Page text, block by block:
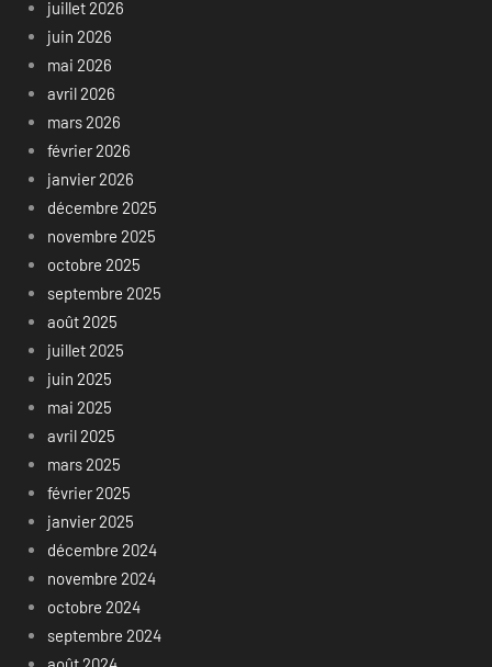
juillet 2026
juin 2026
mai 2026
avril 2026
mars 2026
février 2026
janvier 2026
décembre 2025
novembre 2025
octobre 2025
septembre 2025
août 2025
juillet 2025
juin 2025
mai 2025
avril 2025
mars 2025
février 2025
janvier 2025
décembre 2024
novembre 2024
octobre 2024
septembre 2024